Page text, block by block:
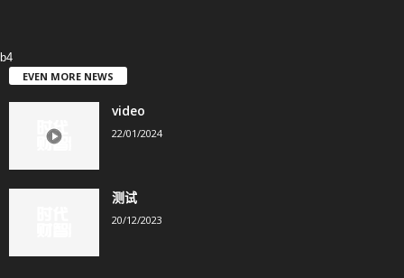
b4
EVEN MORE NEWS
video
22/01/2024
测试
20/12/2023